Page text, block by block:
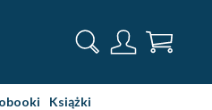
Książki